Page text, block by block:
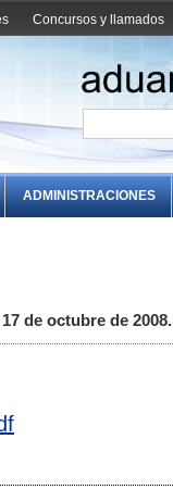
Concursos y llamados
ADMINISTRACIONES
de octubre de 2008.